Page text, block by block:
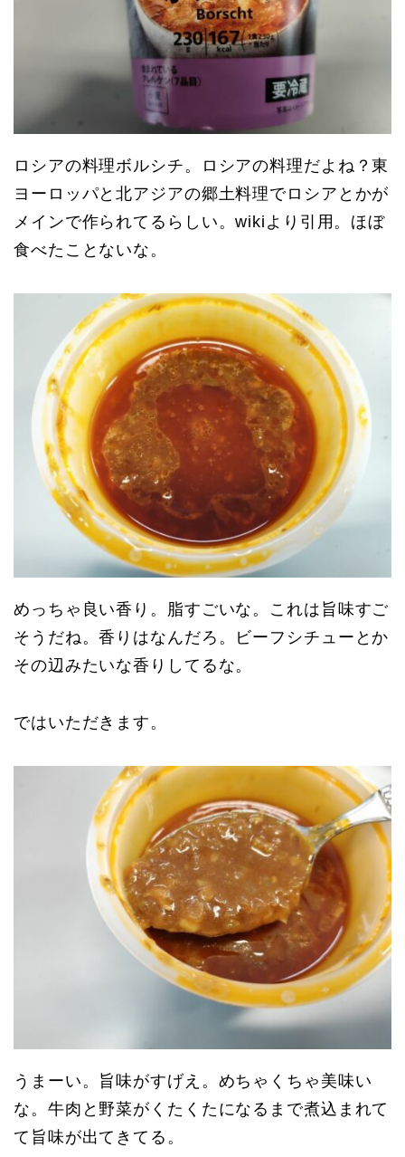
ロシアの料理ボルシチ。ロシアの料理だよね？東
ヨーロッパと北アジアの郷土料理でロシアとかが
メインで作られてるらしい。wikiより引用。ほぼ
食べたことないな。
めっちゃ良い香り。脂すごいな。これは旨味すご
そうだね。香りはなんだろ。ビーフシチューとか
その辺みたいな香りしてるな。
ではいただきます。
うまーい。旨味がすげえ。めちゃくちゃ美味い
な。牛肉と野菜がくたくたになるまで煮込まれて
て旨味が出てきてる。